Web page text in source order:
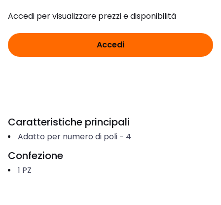
Accedi per visualizzare prezzi e disponibilità
Accedi
Caratteristiche principali
Adatto per numero di poli- 4
Confezione
1 PZ